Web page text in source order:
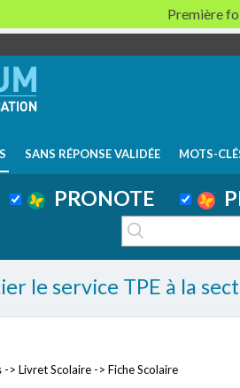
SANS RÉPONSE VALIDÉE MOTS-
PRONOTE
le service TPE à la
-> Livret Scolaire -> Fiche Scolaire
Première